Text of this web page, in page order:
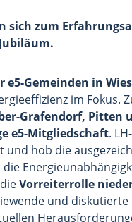
sich zum
Gemeinden in
im Fokus.
Grafendorf, Pitten
e5-Mitgliedschaft.
und hob die
Vorreiterrolle
und